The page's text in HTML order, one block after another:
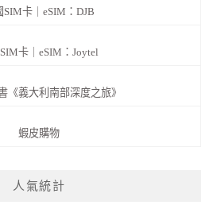
SIM卡｜eSIM：DJB
卡｜eSIM：Joytel
《義大利南部深度之旅》
蝦皮購物
人氣統計